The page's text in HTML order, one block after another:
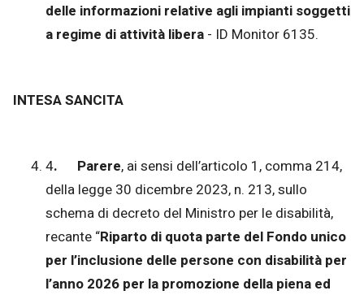
delle informazioni relative agli impianti soggetti
a regime di attività libera - ID Monitor 6135.
INTESA SANCITA
4. Parere, ai sensi dell’articolo 1, comma 214,
della legge 30 dicembre 2023, n. 213, sullo
schema di decreto del Ministro per le disabilità,
recante “Riparto di quota parte del Fondo unico
per l’inclusione delle persone con disabilità per
l’anno 2026 per la promozione della piena ed